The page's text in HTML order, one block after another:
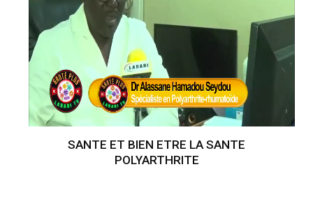
SANTE ET BIEN ETRE LA SANTE
POLYARTHRITE